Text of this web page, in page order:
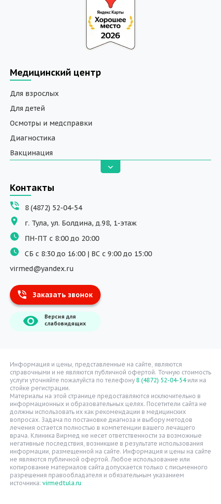
Медицинский центр
Для взрослых
Для детей
Осмотры и медсправки
Диагностика
Вакцинация
Вызов на дом
ДНК исследования
Программы обучения
Физиотерапия
ДМС
Массаж
Тест на хеликобактер
Информация
О компании
Расписание врачей
Надзорные органы
Статьи
Вопрос-ответ
Видео
Вакансии
Карта сайта
Контакты
Контакты
8 (4872) 52-04-54
г. Тула, ул. Болдина, д.98, 1-этаж
ПН-ПТ с 8:00 до 20:00
СБ с 8:30 до 16:00 | ВС с 9:00 до 15:00
virmed@yandex.ru
Заказать звонок
Версия для
слабовидящих
Информация и цены, представленные на сайте, являются
справочными и не являются публичной офертой. Точную стоимость
услуги уточняйте пожалуйста по телефону 8 (4872) 52-04-54или на
стойке регистрации.
Материалы на этой странице предоставляются исключительно в
информационных и образовательных целях. Посетители сайта не
должны использовать их как рекомендации в медицинских
вопросах. Задача по постановке диагноза и выбору методов
лечения остается полностью в компетенции вашего лечащего
врача. Клиника Вирмед не несет ответственности за возможные
негативные последствия, возникшие в результате использования
информации, размещенной на сайте. Информация и цены на сайте
не являются публичной офертой. Любое использование или
копирование материалов сайта допускается только с письменного
разрешения правообладателя и обязательным указанием
источника: virmedtula.ru